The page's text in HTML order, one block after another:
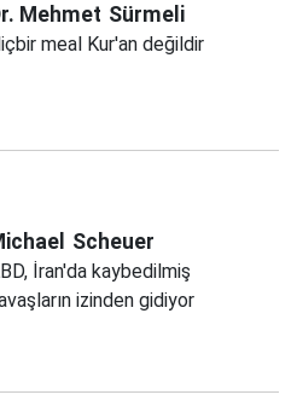
Mehmet Sürmeli
meal Kur'an değildir
Scheuer
İran'da kaybedilmiş
izinden gidiyor